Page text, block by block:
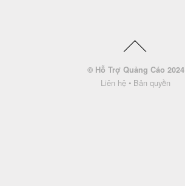
© Hỗ Trợ Quảng Cáo 2024
Liên hệ • Bản quyền